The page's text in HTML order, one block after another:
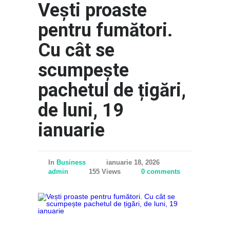
Vești proaste
pentru fumători.
Cu cât se
scumpește
pachetul de țigări,
de luni, 19
ianuarie
In Business
ianuarie 18, 2026
admin
155 Views 0 comments